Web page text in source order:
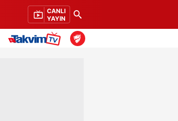
CANLI
YAYIN